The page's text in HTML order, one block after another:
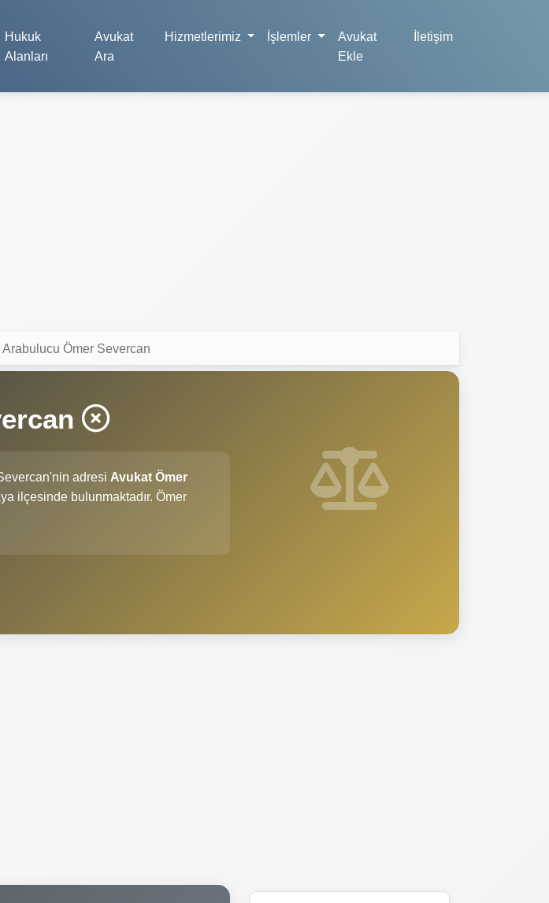
Hukuk
Alanları
Avukat
Ara
Hizmetlerimiz İşlemler
Avukat
Ekle
İletişim
Arabulucu Ömer Severcan
adresi Avukat Ömer
ilçesinde bulunmaktadır. Ömer